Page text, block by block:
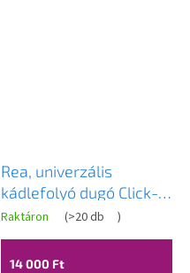
Rea, univerzális
kádlefolyó dugó Click-
Clack 6cm, túlfolyó
nélkül, fényes arany,
REA-W2015
Raktáron (>20 db )
14 000 Ft